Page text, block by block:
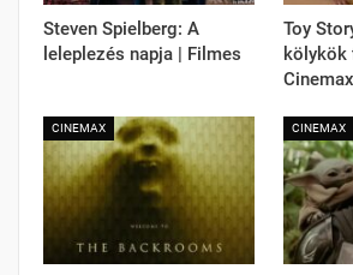
Steven Spielberg: A
leleplezés napja | Filmes
Toy
kölykök
Cinemax
CINEMAX CINEMAX